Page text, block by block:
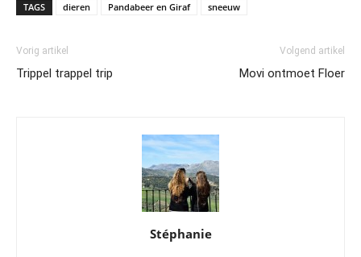
TAGS dieren Pandabeer en Giraf sneeuw
Vorig artikel
Trippel trappel trip
Volgend artikel
Movi ontmoet Floer
Stéphanie